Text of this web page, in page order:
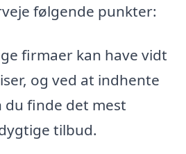
følgende punkter:
firmaer kan have vidt
og ved at indhente
finde det mest
tilbud.